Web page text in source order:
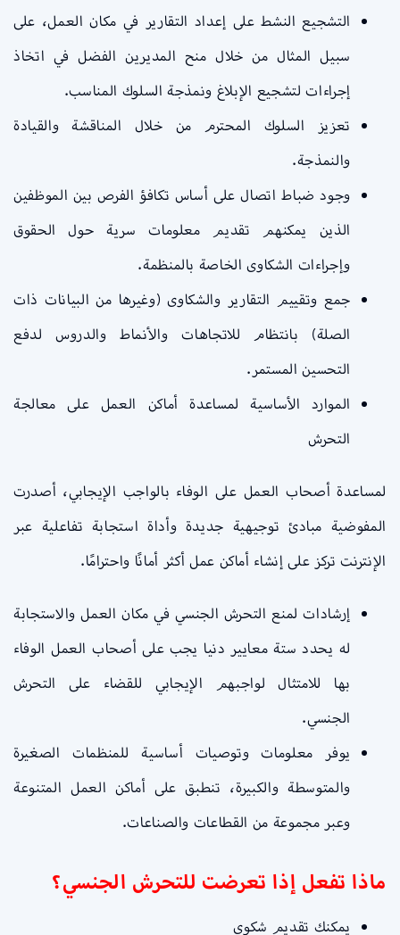
التشجيع النشط على إعداد التقارير في مكان العمل، على
سبيل المثال من خلال منح المديرين الفضل في اتخاذ
إجراءات لتشجيع الإبلاغ ونمذجة السلوك المناسب.
تعزيز السلوك المحترم من خلال المناقشة والقيادة
والنمذجة.
وجود ضباط اتصال على أساس تكافؤ الفرص بين الموظفين
الذين يمكنهم تقديم معلومات سرية حول الحقوق
وإجراءات الشكاوى الخاصة بالمنظمة.
جمع وتقييم التقارير والشكاوى (وغيرها من البيانات ذات
الصلة) بانتظام للاتجاهات والأنماط والدروس لدفع
التحسين المستمر.
الموارد الأساسية لمساعدة أماكن العمل على معالجة
التحرش
لمساعدة أصحاب العمل على الوفاء بالواجب الإيجابي، أصدرت
المفوضية مبادئ توجيهية جديدة وأداة استجابة تفاعلية عبر
الإنترنت تركز على إنشاء أماكن عمل أكثر أمانًا واحترامًا.
إرشادات لمنع التحرش الجنسي في مكان العمل والاستجابة
له يحدد ستة معايير دنيا يجب على أصحاب العمل الوفاء
بها للامتثال لواجبهم الإيجابي للقضاء على التحرش
الجنسي.
يوفر معلومات وتوصيات أساسية للمنظمات الصغيرة
والمتوسطة والكبيرة، تنطبق على أماكن العمل المتنوعة
وعبر مجموعة من القطاعات والصناعات.
ماذا تفعل إذا تعرضت للتحرش الجنسي؟
يمكنك تقديم شكوى